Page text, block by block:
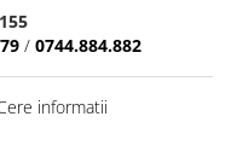
/ 0744.884.882
informatii